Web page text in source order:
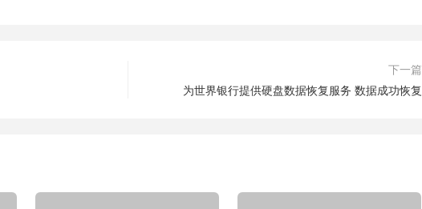
下一篇
为世界银行提供硬盘数据恢复服务 数据成功恢复